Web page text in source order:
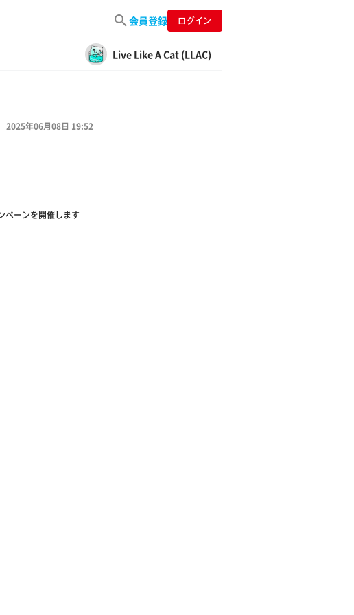
会員登録 ログイン
Live Like A Cat (LLAC)
2025年06月08日 19:52
ペーンを開催します